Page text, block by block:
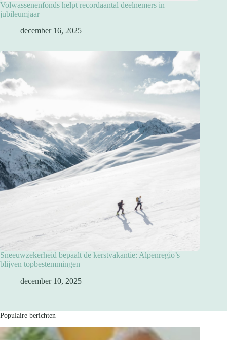
Volwassenenfonds helpt recordaantal deelnemers in
jubileumjaar
december 16, 2025
Sneeuwzekerheid bepaalt de kerstvakantie: Alpenregio’s
blijven topbestemmingen
december 10, 2025
Populaire berichten